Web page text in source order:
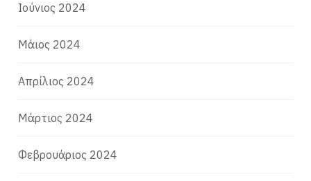
Ιούνιος 2024
Μάιος 2024
Απρίλιος 2024
Μάρτιος 2024
Φεβρουάριος 2024